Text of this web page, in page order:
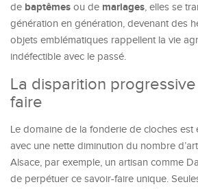
de baptêmes ou de mariages, elles se
génération en génération, devenant des
objets emblématiques rappellent la vie
indéfectible avec le passé.
La disparition progressive
faire
Le domaine de la fonderie de cloches est
avec une nette diminution du nombre
Alsace, par exemple, un artisan comme
de perpétuer ce savoir-faire unique.